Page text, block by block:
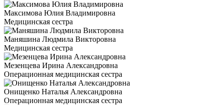
Максимова Юлия Владимировна
Медицинская сестра
Маняшина Людмила Викторовна
Медицинская сестра
Мезенцева Ирина Александровна
Операционная медицинская сестра
Онищенко Наталья Александровна
Операционная медицинская сестра